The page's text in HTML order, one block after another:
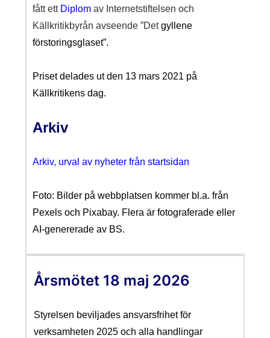
fått ett Diplom av Internetstiftelsen och
Källkritikbyrån avseende ”Detgyllene
förstoringsglaset”.
Priset delades ut den 13 mars 2021 på
Källkritikens dag.
Arkiv
Arkiv, urval av nyheter från startsidan
Foto: Bilder på webbplatsen kommer bl.a. från
Pexels och Pixabay. Flera är fotograferade eller
AI-genererade av BS.
Årsmötet 18 maj 2026
Styrelsen beviljades ansvarsfrihet för
verksamheten 2025 och alla handlingar